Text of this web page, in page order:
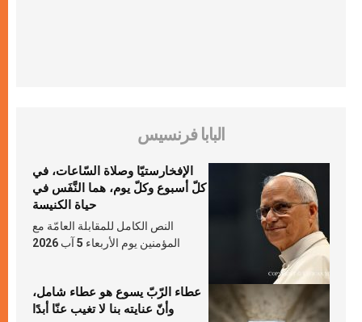
البابا فرنسيس
الإفخارستيّا وصلاة السّاعات، في
كلّ أسبوع وكلّ يوم، هما النَّفَس في
حياة الكنيسة
النص الكامل للمقابلة العامّة مع
المؤمنين يوم الأربعاء 5 آب 2026
عطاء الرّبّ يسوع هو عطاء شامل،
وأنّ عنايته بنا لا تغيب عنّا أبدًا